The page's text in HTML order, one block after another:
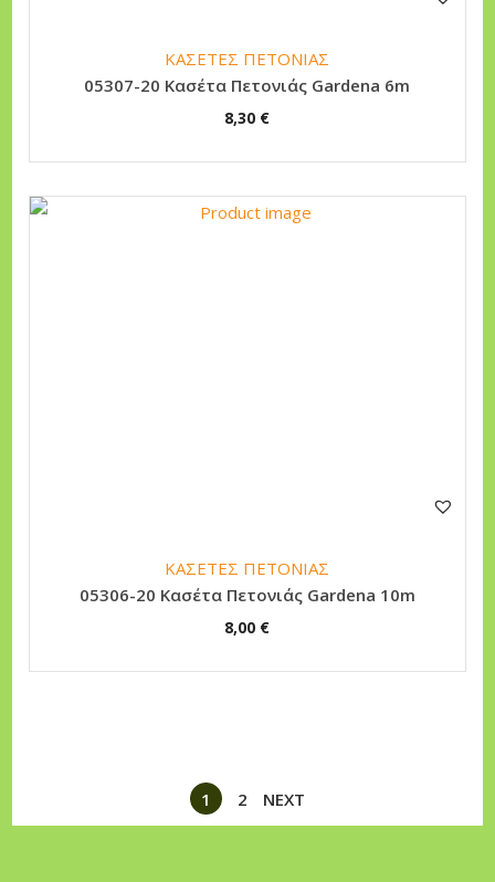
ΚΑΣΕΤΕΣ ΠΕΤΟΝΙΑΣ
05307-20 Κασέτα Πετονιάς Gardena 6m
8,30 €
ΚΑΣΕΤΕΣ ΠΕΤΟΝΙΑΣ
05306-20 Κασέτα Πετονιάς Gardena 10m
8,00 €
1 2 NEXT